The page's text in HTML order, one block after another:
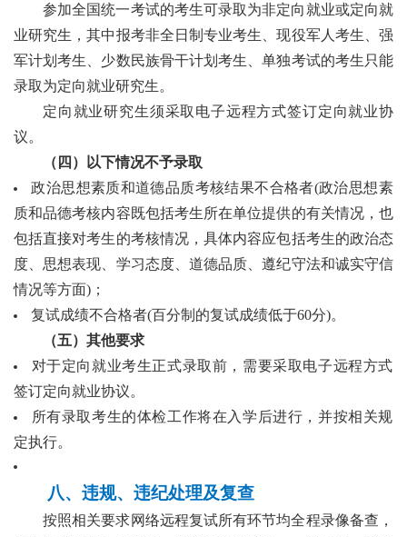
参加全国统一考试的考生可录取为非定向就业或定向就
业研究生，其中报考非全日制专业考生、现役军人考生、强
军计划考生、少数民族骨干计划考生、单独考试的考生只能
录取为定向就业研究生。
定向就业研究生须采取电子远程方式签订定向就业协
议。
（四）以下情况不予录取
政治思想素质和道德品质考核结果不合格者(政治思想素
质和品德考核内容既包括考生所在单位提供的有关情况，也
包括直接对考生的考核情况，具体内容应包括考生的政治态
度、思想表现、学习态度、道德品质、遵纪守法和诚实守信
情况等方面)；
复试成绩不合格者(百分制的复试成绩低于60分)。
（五）其他要求
对于定向就业考生正式录取前，需要采取电子远程方式
签订定向就业协议。
所有录取考生的体检工作将在入学后进行，并按相关规
定执行。
八、违规、违纪处理及复查
按照相关要求网络远程复试所有环节均全程录像备查，